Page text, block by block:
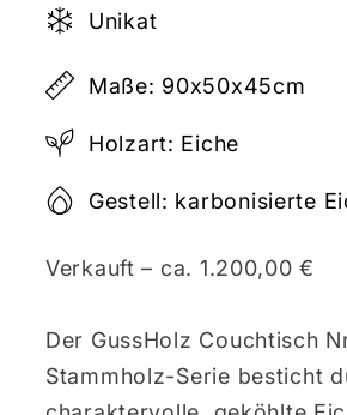
Unikat
Maße: 90x50x45cm
Holzart: Eiche
Gestell: karbonisierte
Verkauft – ca. 1.200,00 €
Der GussHolz Couchtisch
Stammholz-Serie besticht